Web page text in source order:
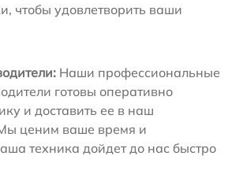
чтобы удовлетворить ваши
Наши профессиональные
готовы оперативно
и доставить ее в наш
ценим ваше время и
техника дойдет до нас быстро